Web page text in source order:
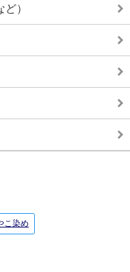
）
こ染め